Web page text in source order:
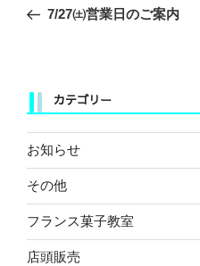
ナ
ー
ョ
ン
の
7/27㈯営業日のご案内
カテゴリー
お知らせ
その他
フランス菓子教室
店頭販売